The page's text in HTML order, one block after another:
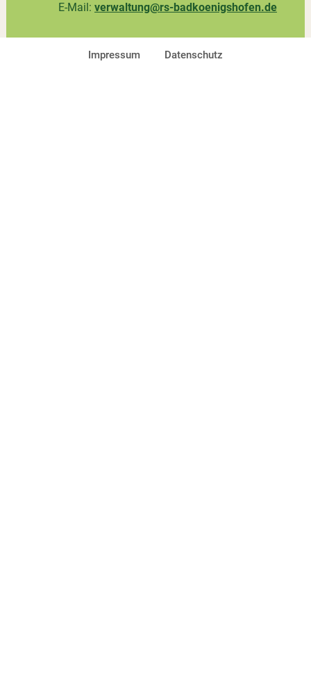
E-Mail: verwaltung@rs-badkoenigshofen.de
Impressum Datenschutz